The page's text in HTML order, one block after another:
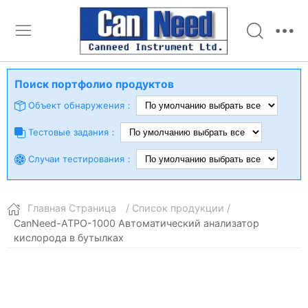
Поиск портфолио продуктов
Объект обнаружения：
Тестовые задания：
Случаи тестирования：
Главная Страница
/ Список продукции /
CanNeed-ATPO-1000 Автоматический анализатор
кислорода в бутылках